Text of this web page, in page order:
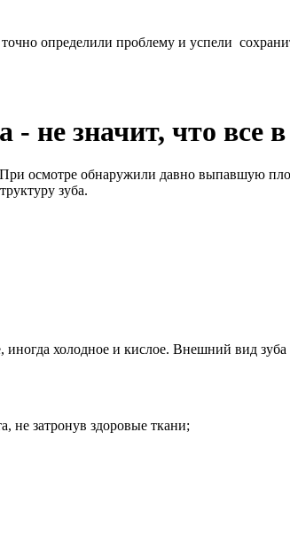
определили проблему и успели
не значит, что все
осмотре обнаружили давно выпавшую
зуба.
иногда холодное и кислое. Внешний вид
не затронув здоровые ткани;